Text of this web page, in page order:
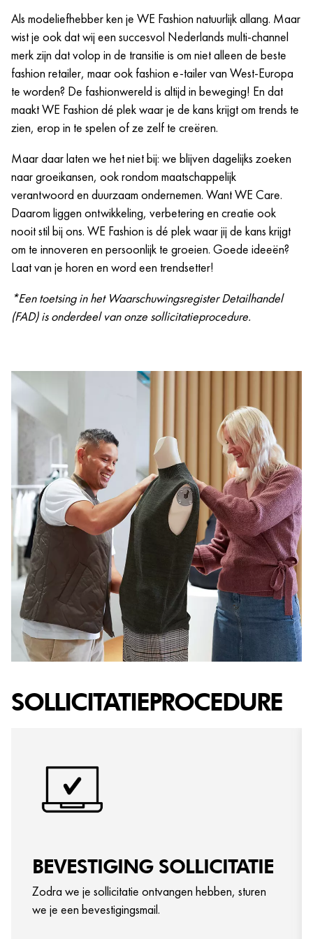
ervaring en equal pay m/v/x.
dag die jij mag inzetten op een dag met een speciale
betekenis voor jou.
De kans om continu te leren en te ontwikkelen, zowel
vakinhoudelijk als persoonlijk. Vanuit onze WE
Academy bieden we bijvoorbeeld verschillende
opleidings- en trainingsmogelijkheden die jij nodig
hebt om bij ons te excelleren.
Crewmeetings, events en meer!
Als modeliefhebber ken je WE Fashion natuurlijk allang. Maar
wist je ook dat wij een succesvol Nederlands multi-channel
merk zijn dat volop in de transitie is om niet alleen de beste
fashion retailer, maar ook fashion e-tailer van West-Europa
te worden? De fashionwereld is altijd in beweging! En dat
maakt WE Fashion dé plek waar je de kans krijgt om trends te
zien, erop in te spelen of ze zelf te creëren.
Maar daar laten we het niet bij: we blijven dagelijks zoeken
naar groeikansen, ook rondom maatschappelijk
verantwoord en duurzaam ondernemen. Want WE Care.
Daarom liggen ontwikkeling, verbetering en creatie ook
nooit stil bij ons. WE Fashion is dé plek waar jij de kans krijgt
om te innoveren en persoonlijk te groeien. Goede ideeën?
Laat van je horen en word een trendsetter!
*Een toetsing in het Waarschuwingsregister Detailhandel
(FAD) is onderdeel van onze sollicitatieprocedure.
SOLLICITATIEPROCEDURE
BEVESTIGING SOLLICITATIE
Zodra we je sollicitatie ontvangen hebben, sturen
we je een bevestigingsmail.